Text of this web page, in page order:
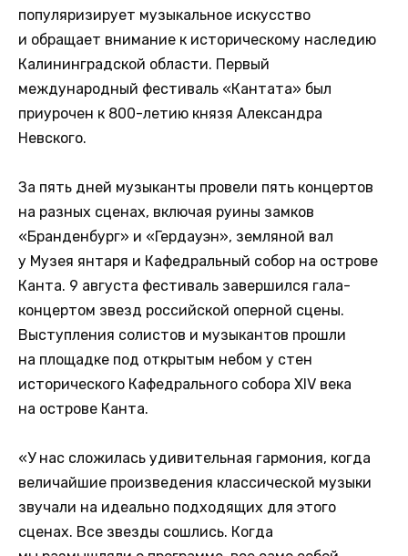
популяризирует музыкальное искусство
и обращает внимание к историческому наследию
Калининградской области. Первый
международный фестиваль «Кантата» был
приурочен к 800-летию князя Александра
Невского.
За пять дней музыканты провели пять концертов
на разных сценах, включая руины замков
«Бранденбург» и «Гердауэн», земляной вал
у Музея янтаря и Кафедральный собор на острове
Канта. 9 августа фестиваль завершился гала-
концертом звезд российской оперной сцены.
Выступления солистов и музыкантов прошли
на площадке под открытым небом у стен
исторического Кафедрального собора XIV века
на острове Канта.
«У нас сложилась удивительная гармония, когда
величайшие произведения классической музыки
звучали на идеально подходящих для этого
сценах. Все звезды сошлись. Когда